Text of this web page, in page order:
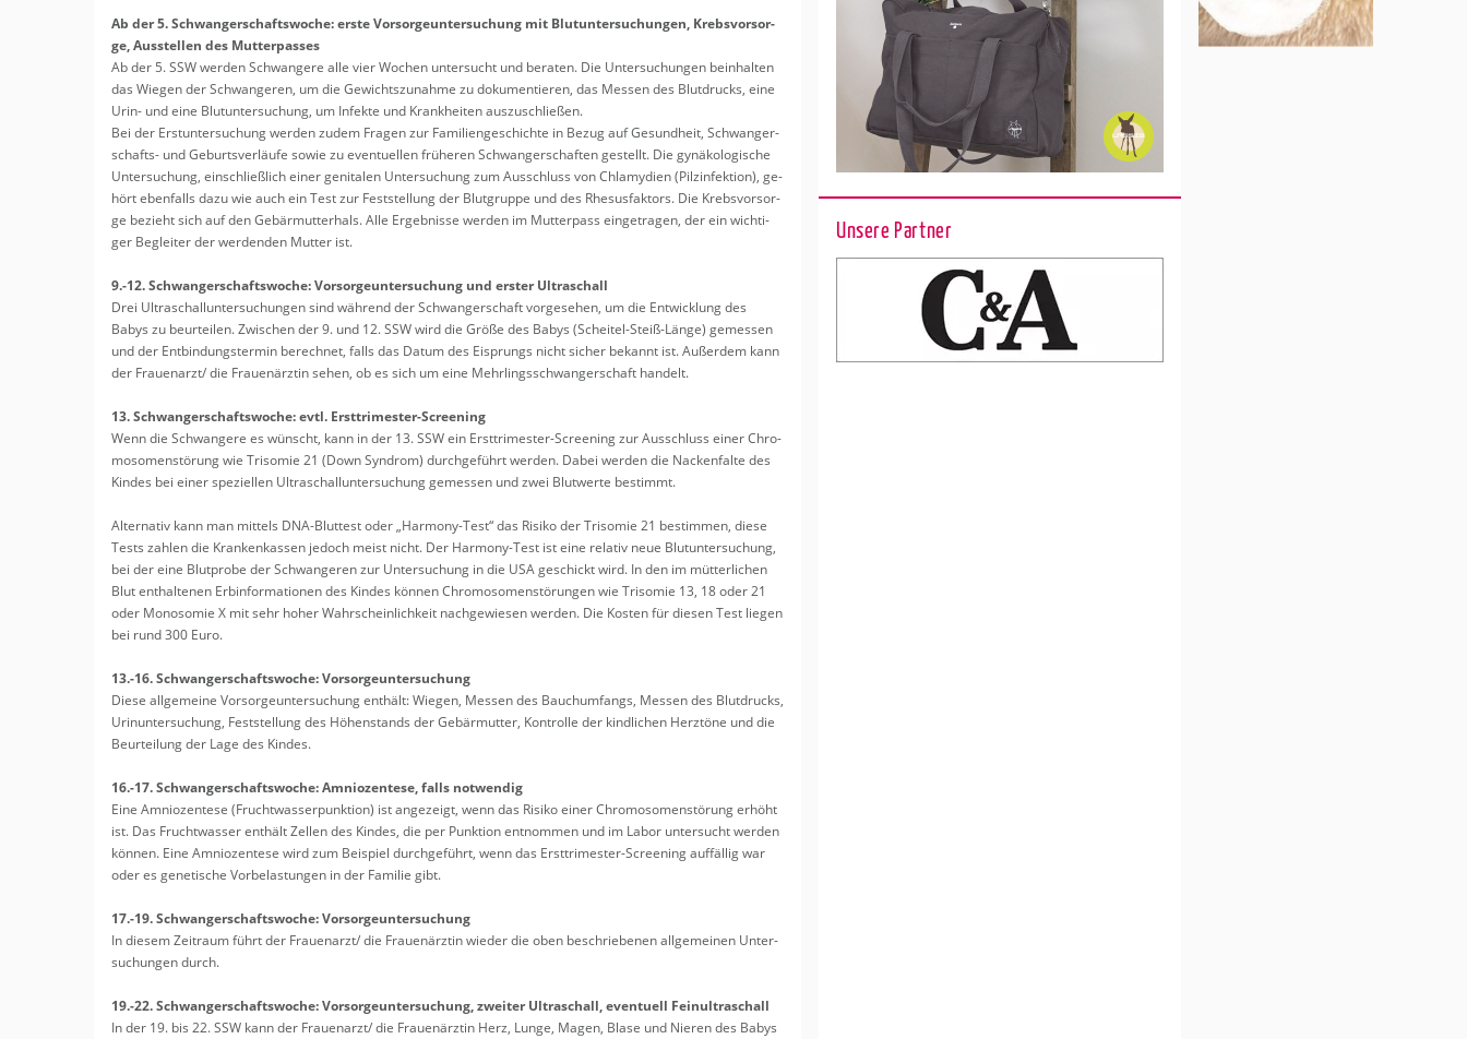
Ab der 5. Schwan­ger­schafts­wo­che: erste Vor­sor­ge­un­ter­su­chung mit Blut­un­ter­su­chun­gen, Krebs­vor­sor­
ge, Aus­stel­len des Mut­ter­pas­ses
Ab der 5. SSW wer­den Schwan­ge­re alle vier Wo­chen un­ter­sucht und be­ra­ten. Die Un­ter­su­chun­gen be­inhal­ten
das Wie­gen der Schwan­ge­ren, um die Ge­wichts­zu­nah­me zu do­ku­men­tie­ren, das Mes­sen des Blut­drucks, eine
Urin- und eine Blut­un­ter­su­chung, um In­fek­te und Krank­hei­ten aus­zu­schlie­ßen.
Bei der Erst­un­ter­su­chung wer­den zudem Fra­gen zur Fa­mi­li­en­ge­schich­te in Bezug auf Ge­sund­heit, Schwan­ger­
schafts- und Ge­burts­ver­läu­fe sowie zu even­tu­el­len frü­he­ren Schwan­ger­schaf­ten ge­stellt. Die gy­nä­ko­lo­gi­sche
Un­ter­su­chung, ein­schlie­ß­lich einer ge­ni­ta­len Un­ter­su­chung zum Aus­schluss von Chla­my­di­en (Pilz­in­fek­ti­on), ge­
hört eben­falls dazu wie auch ein Test zur Fest­stel­lung der Blut­grup­pe und des Rhe­sus­fak­tors. Die Krebs­vor­sor­
ge be­zieht sich auf den Ge­bär­mut­ter­hals. Alle Er­geb­nis­se wer­den im Mut­ter­pass ein­ge­tra­gen, der ein wich­ti­
ger Be­glei­ter der wer­den­den Mut­ter ist.
9.-12. Schwan­ger­schafts­wo­che: Vor­sor­ge­un­ter­su­chung und ers­ter Ul­tra­schall
Drei Ul­tra­schall­un­ter­su­chun­gen sind wäh­rend der Schwan­ger­schaft vor­ge­se­hen, um die Ent­wick­lung des
Babys zu be­ur­tei­len. Zwi­schen der 9. und 12. SSW wird die Größe des Babys (Schei­tel-Steiß-Länge) ge­mes­sen
und der Ent­bin­dungs­ter­min be­rech­net, falls das Datum des Ei­sprungs nicht si­cher be­kannt ist. Au­ßer­dem kann
der Frau­en­arzt/ die Frau­en­ärz­tin sehen, ob es sich um eine Mehr­lings­schwan­ger­schaft han­delt.
13. Schwan­ger­schafts­wo­che: evtl. Erst­tri­mes­ter-Scree­ning
Wenn die Schwan­ge­re es wünscht, kann in der 13. SSW ein Erst­tri­mes­ter-Scree­ning zur Aus­schluss einer Chro­
mo­so­men­stö­rung wie Tri­so­mie 21 (Down Syn­drom) durch­ge­führt wer­den. Dabei wer­den die Na­cken­fal­te des
Kin­des bei einer spe­zi­el­len Ul­tra­schall­un­ter­su­chung ge­mes­sen und zwei Blut­wer­te be­stimmt.
Al­ter­na­tiv kann man mit­tels DNA-Blut­test oder „Har­mo­ny-Test“ das Ri­si­ko der Tri­so­mie 21 be­stim­men, diese
Tests zah­len die Kran­ken­kas­sen je­doch meist nicht. Der Har­mo­ny-Test ist eine re­la­tiv neue Blut­un­ter­su­chung,
bei der eine Blut­pro­be der Schwan­ge­ren zur Un­ter­su­chung in die USA ge­schickt wird. In den im müt­ter­li­chen
Blut ent­hal­te­nen Erb­in­for­ma­tio­nen des Kin­des kön­nen Chro­mo­so­men­stö­run­gen wie Tri­so­mie 13, 18 oder 21
oder Mo­no­so­mie X mit sehr hoher Wahr­schein­lich­keit nach­ge­wie­sen wer­den. Die Kos­ten für die­sen Test lie­gen
bei rund 300 Euro.
13.-16. Schwan­ger­schafts­wo­che: Vor­sor­ge­un­ter­su­chung
Diese all­ge­mei­ne Vor­sor­ge­un­ter­su­chung ent­hält: Wie­gen, Mes­sen des Bauch­um­fangs, Mes­sen des Blut­drucks,
Urin­un­ter­su­chung, Fest­stel­lung des Hö­hen­stands der Ge­bär­mut­ter, Kon­trol­le der kind­li­chen Herz­tö­ne und die
Be­ur­tei­lung der Lage des Kin­des.
16.-17. Schwan­ger­schafts­wo­che: Am­nio­zen­te­se, falls not­wen­dig
Eine Am­nio­zen­te­se (Frucht­was­ser­punk­ti­on) ist an­ge­zeigt, wenn das Ri­si­ko einer Chro­mo­so­men­stö­rung er­höht
ist. Das Frucht­was­ser ent­hält Zel­len des Kin­des, die per Punk­ti­on ent­nom­men und im Labor un­ter­sucht wer­den
kön­nen. Eine Am­nio­zen­te­se wird zum Bei­spiel durch­ge­führt, wenn das Erst­tri­mes­ter-Scree­ning auf­fäl­lig war
oder es ge­ne­ti­sche Vor­be­las­tun­gen in der Fa­mi­lie gibt.
17.-19. Schwan­ger­schafts­wo­che: Vor­sor­ge­un­ter­su­chung
In die­sem Zeit­raum führt der Frau­en­arzt/ die Frau­en­ärz­tin wie­der die oben be­schrie­be­nen all­ge­mei­nen Un­ter­
su­chun­gen durch.
19.-22. Schwan­ger­schafts­wo­che: Vor­sor­ge­un­ter­su­chung, zwei­ter Ul­tra­schall, even­tu­ell Fein­ul­tra­schall
In der 19. bis 22. SSW kann der Frau­en­arzt/ die Frau­en­ärz­tin Herz, Lunge, Magen, Blase und Nie­ren des Babys
Unsere Partner